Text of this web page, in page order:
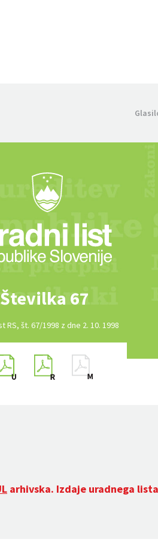
Številka 67
RS, št. 67/1998 z dne 2. 10. 1998
arhivska. Izdaje uradnega